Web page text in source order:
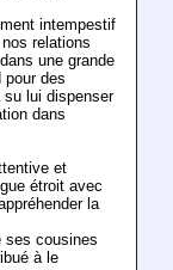
intempestif
relations
une grande
pour des
su lui dispenser
dans
et
étroit avec
la
ses cousines
à le